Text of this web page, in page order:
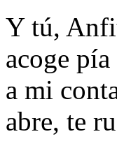
Y tú,
acoge
a mi
abre, te